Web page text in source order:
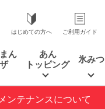
はじめての方へ ご利用ガイド
ん
あん
トッピング
氷みつ
ンテナンスについて